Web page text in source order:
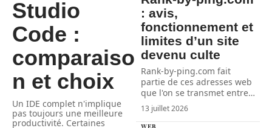
Studio
Code :
comparaiso
n et choix
Un IDE complet n'implique
pas toujours une meilleure
productivité. Certaines
: avis,
fonctionnement et
limites d’un site
devenu culte
Rank-by-ping.com fait
partie de ces adresses web
que l'on se transmet entre…
13 juillet 2026
WEB